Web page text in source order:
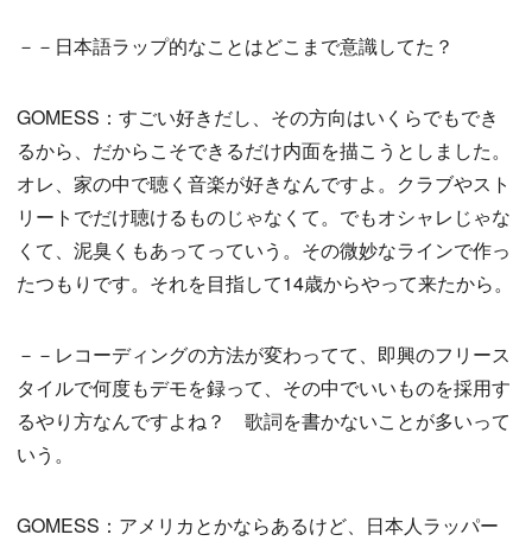
－－日本語ラップ的なことはどこまで意識してた？
GOMESS：すごい好きだし、その方向はいくらでもでき
るから、だからこそできるだけ内面を描こうとしました。
オレ、家の中で聴く音楽が好きなんですよ。クラブやスト
リートでだけ聴けるものじゃなくて。でもオシャレじゃな
くて、泥臭くもあってっていう。その微妙なラインで作っ
たつもりです。それを目指して14歳からやって来たから。
－－レコーディングの方法が変わってて、即興のフリース
タイルで何度もデモを録って、その中でいいものを採用す
るやり方なんですよね？ 歌詞を書かないことが多いって
いう。
GOMESS：アメリカとかならあるけど、日本人ラッパー